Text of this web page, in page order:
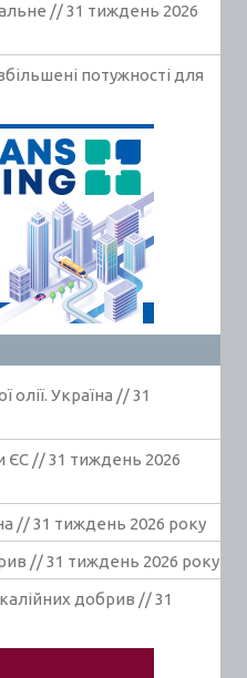
// 31 тиждень 2026
потужності для
Україна // 31
ЄС // 31 тиждень 2026
// 31 тиждень 2026 року
// 31 тиждень 2026 року
добрив // 31